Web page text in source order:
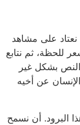
على مشاهد
للحظة، ثم نتابع
النص بشكل غير
عن أخيه
البرود. أن نسمح